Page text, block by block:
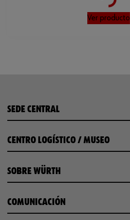
Loading...
Ver producto
SEDE CENTRAL
CENTRO LOGÍSTICO / MUSEO
SOBRE WÜRTH
COMUNICACIÓN